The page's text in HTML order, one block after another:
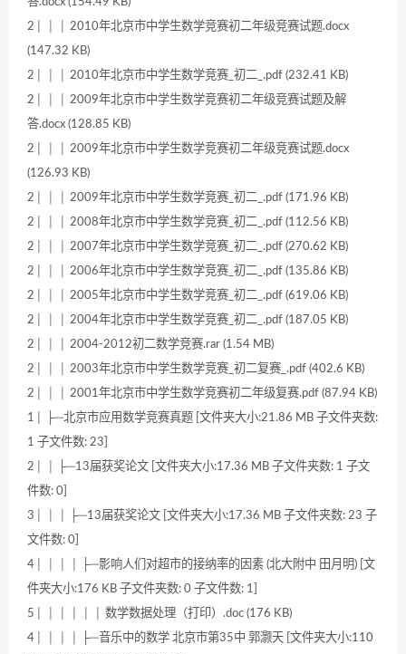
2│ │ │ 2010年北京市中学生数学竞赛初二年级竞赛试题.docx
(147.32 KB)
2│ │ │ 2010年北京市中学生数学竞赛_初二_.pdf (232.41 KB)
2│ │ │ 2009年北京市中学生数学竞赛初二年级竞赛试题及解
答.docx (128.85 KB)
2│ │ │ 2009年北京市中学生数学竞赛初二年级竞赛试题.docx
(126.93 KB)
2│ │ │ 2009年北京市中学生数学竞赛_初二_.pdf (171.96 KB)
2│ │ │ 2008年北京市中学生数学竞赛_初二_.pdf (112.56 KB)
2│ │ │ 2007年北京市中学生数学竞赛_初二_.pdf (270.62 KB)
2│ │ │ 2006年北京市中学生数学竞赛_初二_.pdf (135.86 KB)
2│ │ │ 2005年北京市中学生数学竞赛_初二_.pdf (619.06 KB)
2│ │ │ 2004年北京市中学生数学竞赛_初二_.pdf (187.05 KB)
2│ │ │ 2004-2012初二数学竞赛.rar (1.54 MB)
2│ │ │ 2003年北京市中学生数学竞赛_初二复赛_.pdf (402.6 KB)
2│ │ │ 2001年北京市中学生数学竞赛初二年级复赛.pdf (87.94 KB)
1│ ├─北京市应用数学竞赛真题 [文件夹大小:21.86 MB 子文件夹数:
1 子文件数: 23]
2│ │ ├─13届获奖论文 [文件夹大小:17.36 MB 子文件夹数: 1 子文
件数: 0]
3│ │ │ ├─13届获奖论文 [文件夹大小:17.36 MB 子文件夹数: 23 子
文件数: 0]
4│ │ │ │ ├─影响人们对超市的接纳率的因素 (北大附中 田月明) [文
件夹大小:176 KB 子文件夹数: 0 子文件数: 1]
5│ │ │ │ │ │ 数学数据处理（打印）.doc (176 KB)
4│ │ │ │ ├─音乐中的数学 北京市第35中 郭灏天 [文件夹大小:110